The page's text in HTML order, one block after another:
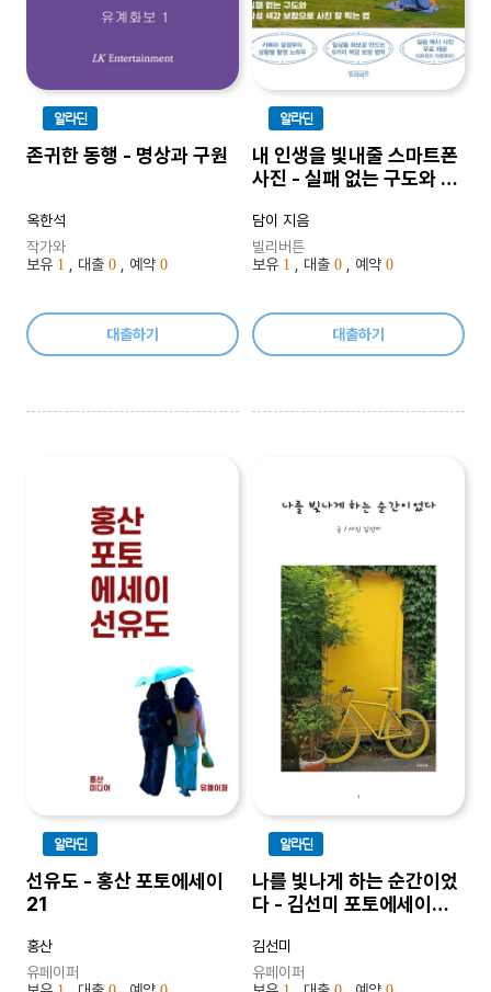
알라딘
존귀한 동행 - 명상과 구원
옥한석
작가와
보유 1 , 대출 0 , 예약 0
대출하기
알라딘
내 인생을 빛내줄 스마트폰
사진 - 실패 없는 구도와 감
찍는 법
담이 지음
빌리버튼
보유 1 , 대출 0 , 예약 0
대출하기
알라딘
선유도 - 홍산 포토에세이
21
홍산
유페이퍼
알라딘
나를 빛나게 하는 순간이었
다 - 김선미 포토에세이
김선미
유페이퍼